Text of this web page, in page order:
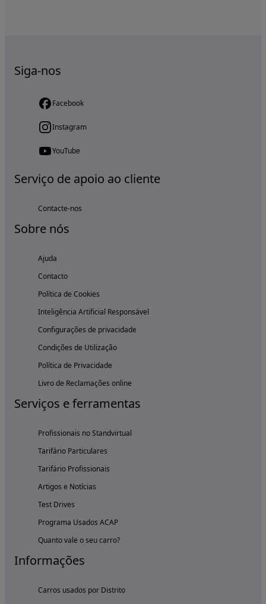
Siga-nos
Facebook
Instagram
YouTube
Serviço de apoio ao cliente
Contacte-nos
Sobre nós
Ajuda
Contacto
Política de Cookies
Inteligência Artificial Responsável
Configurações de privacidade
Condições de Utilização
Política de Privacidade
Livro de Reclamações online
Serviços e ferramentas
Profissionais no Standvirtual
Tarifário Particulares
Tarifário Profissionais
Artigos e Notícias
Test Drives
Programa Usados ACAP
Quanto vale o seu carro?
Informações
Carros usados por Distrito